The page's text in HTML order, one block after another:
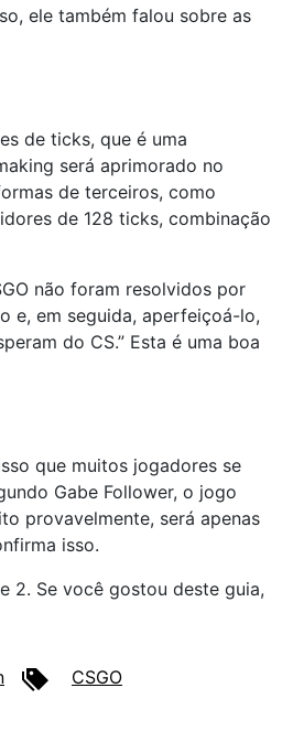
ele também falou sobre as
de ticks, que é uma
será aprimorado no
de terceiros, como
de 128 ticks, combinação
não foram resolvidos por
e, em seguida, aperfeiçoá-lo,
do CS.” Esta é uma boa
que muitos jogadores se
Gabe Follower, o jogo
provavelmente, será apenas
isso.
2. Se você gostou deste guia,
CSGO